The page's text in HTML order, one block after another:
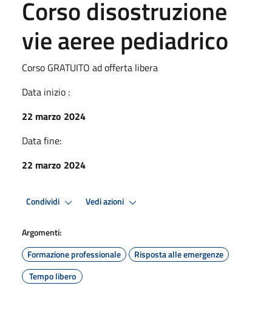
Corso disostruzione
vie aeree pediadrico
Corso GRATUITO ad offerta libera
Data inizio :
22 marzo 2024
Data fine:
22 marzo 2024
Condividi Vedi azioni
Argomenti:
Formazione professionale
Risposta alle emergenze
Tempo libero